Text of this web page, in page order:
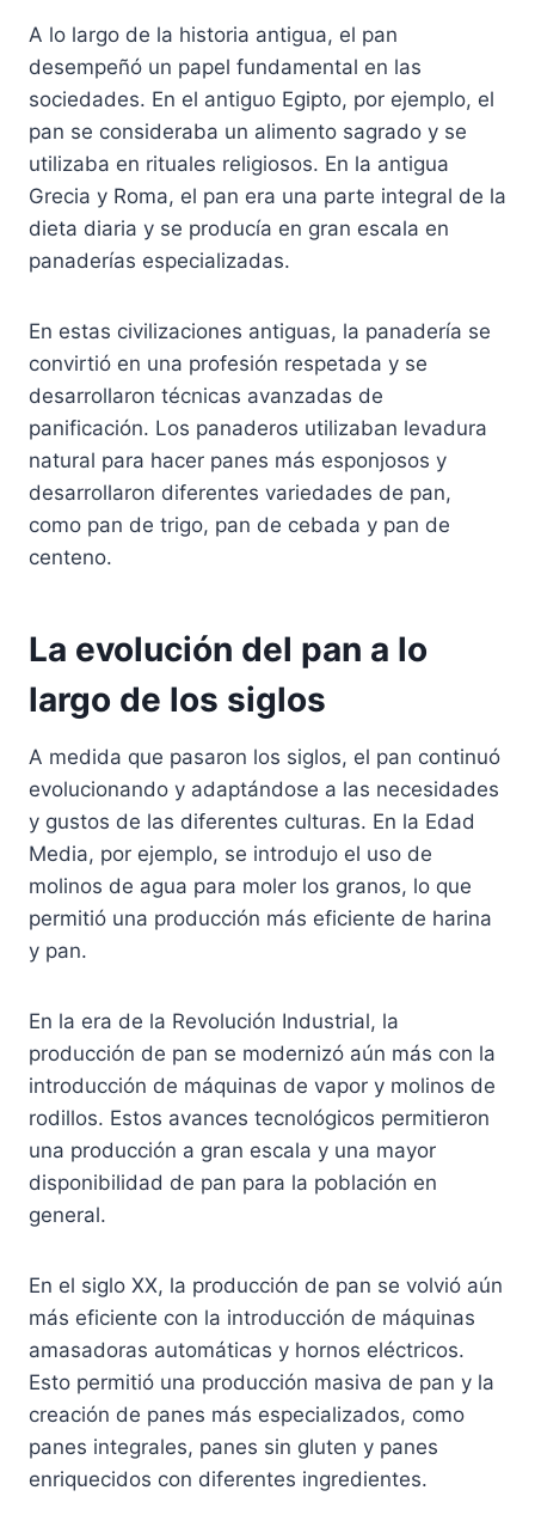
A lo largo de la historia antigua, el pan
desempeñó un papel fundamental en las
sociedades. En el antiguo Egipto, por ejemplo, el
pan se consideraba un alimento sagrado y se
utilizaba en rituales religiosos. En la antigua
Grecia y Roma, el pan era una parte integral de la
dieta diaria y se producía en gran escala en
panaderías especializadas.
En estas civilizaciones antiguas, la panadería se
convirtió en una profesión respetada y se
desarrollaron técnicas avanzadas de
panificación. Los panaderos utilizaban levadura
natural para hacer panes más esponjosos y
desarrollaron diferentes variedades de pan,
como pan de trigo, pan de cebada y pan de
centeno.
La evolución del pan a lo
largo de los siglos
A medida que pasaron los siglos, el pan continuó
evolucionando y adaptándose a las necesidades
y gustos de las diferentes culturas. En la Edad
Media, por ejemplo, se introdujo el uso de
molinos de agua para moler los granos, lo que
permitió una producción más eficiente de harina
y pan.
En la era de la Revolución Industrial, la
producción de pan se modernizó aún más con la
introducción de máquinas de vapor y molinos de
rodillos. Estos avances tecnológicos permitieron
una producción a gran escala y una mayor
disponibilidad de pan para la población en
general.
En el siglo XX, la producción de pan se volvió aún
más eficiente con la introducción de máquinas
amasadoras automáticas y hornos eléctricos.
Esto permitió una producción masiva de pan y la
creación de panes más especializados, como
panes integrales, panes sin gluten y panes
enriquecidos con diferentes ingredientes.